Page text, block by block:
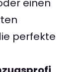
einen
perfekte